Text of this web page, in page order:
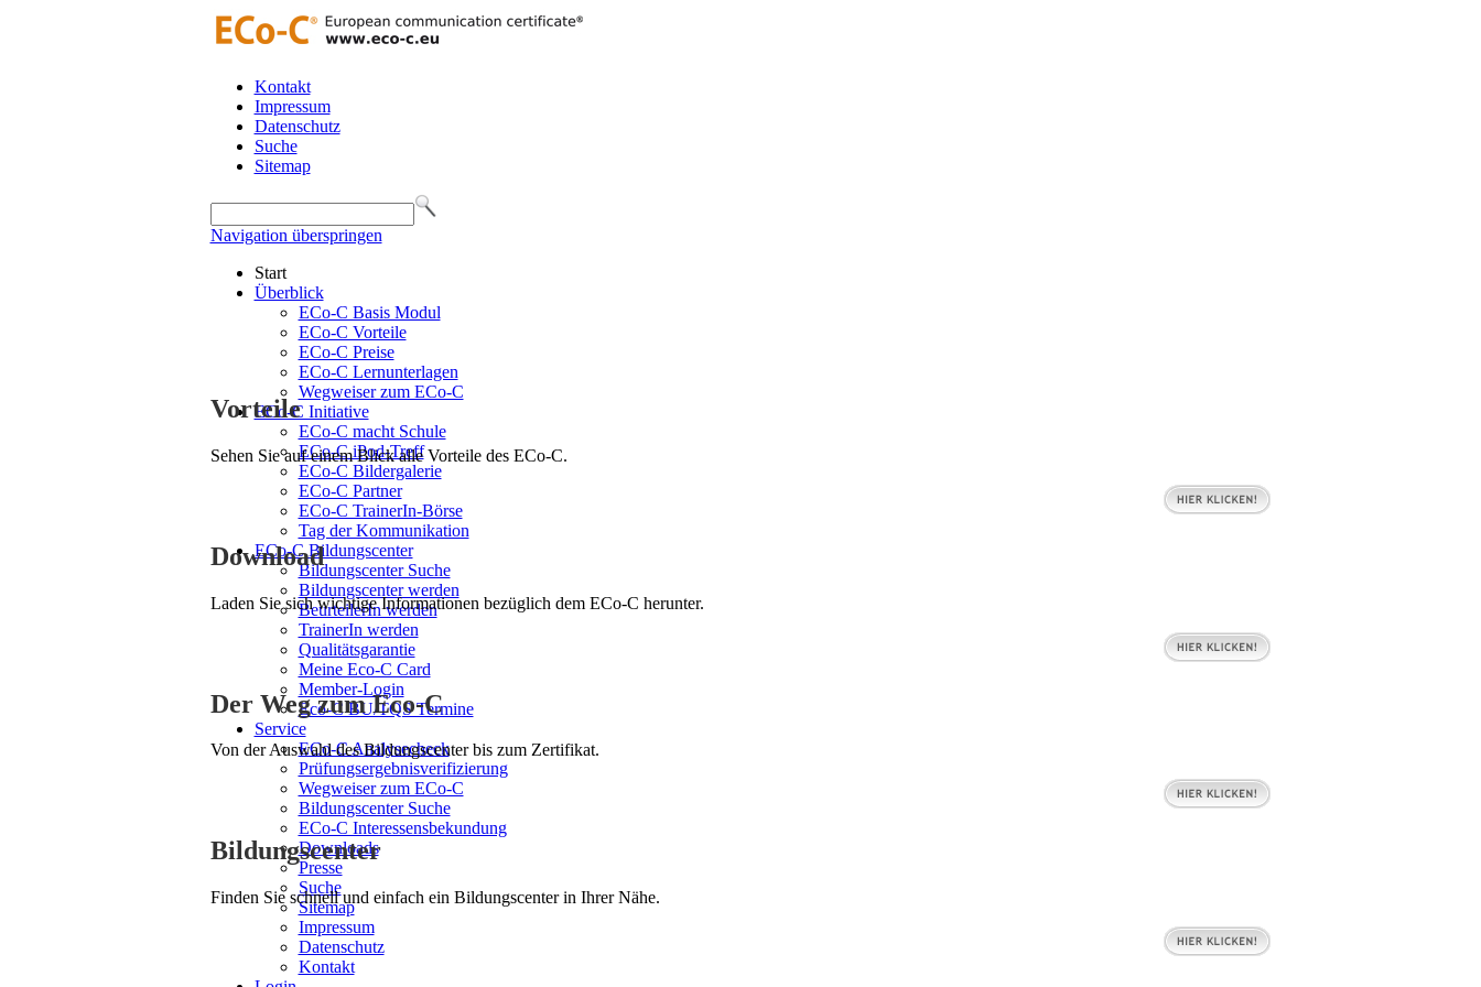
Kontakt
Impressum
Datenschutz
Suche
Sitemap
Navigation überspringen
Start
Überblick
ECo-C Basis Modul
ECo-C Vorteile
ECo-C Preise
ECo-C Lernunterlagen
Wegweiser zum ECo-C
ECo-C Initiative
ECo-C macht Schule
ECo-C iPod-Treff
ECo-C Bildergalerie
ECo-C Partner
ECo-C TrainerIn-Börse
Tag der Kommunikation
ECo-C Bildungscenter
Bildungscenter Suche
Bildungscenter werden
BeurteilerIn werden
TrainerIn werden
Qualitätsgarantie
Meine Eco-C Card
Member-Login
Eco-C BU/TQS Termine
Service
ECo-C Analysecheck
Prüfungsergebnisverifizierung
Wegweiser zum ECo-C
Bildungscenter Suche
ECo-C Interessensbekundung
Downloads
Presse
Suche
Sitemap
Impressum
Datenschutz
Kontakt
Vorteile
Sehen Sie auf einem Blick alle Vorteile des ECo-C.
Download
Laden Sie sich wichtige Informationen bezüglich dem ECo-C herunter.
Der Weg zum Eco-C
Von der Auswahl des Bildungscenter bis zum Zertifikat.
Bildungscenter
Finden Sie schnell und einfach ein Bildungscenter in Ihrer Nähe.